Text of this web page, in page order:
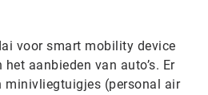
voor smart mobility device
aanbieden van auto’s. Er
minivliegtuigjes (personal air